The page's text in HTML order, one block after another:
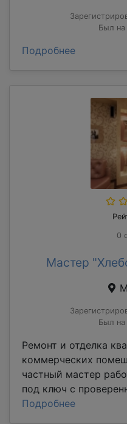
Был на
Подробнее
0
Мастер
Был на
Ремонт и отделка
коммерческих
частный мастер
под ключ с
Подробнее